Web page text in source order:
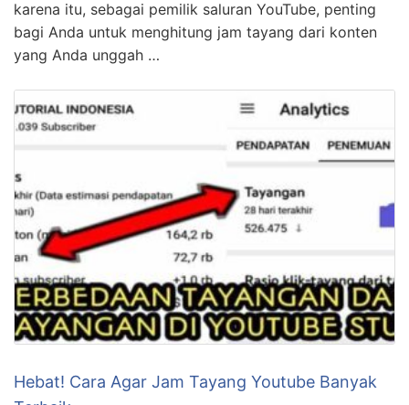
Hebat! Cara Agar Jam Tayang Youtube Banyak
Terbaik
KLIK DISINI UNTUK DOWNLOAD PANDUAN
YOUTUBE>>> Halo teman-teman Asia! Jam Tayang
YouTube Naik Tiga Kali Lipat Apakah kamu pernah
berpikir untuk meningkatkan jumlah penonton video
YouTube yang kamu unggah? Kamu tidak sendiri!
Banyak orang di dunia ini ingin mengetahui cara agar
lipat. Nah, kali ini kami akan …